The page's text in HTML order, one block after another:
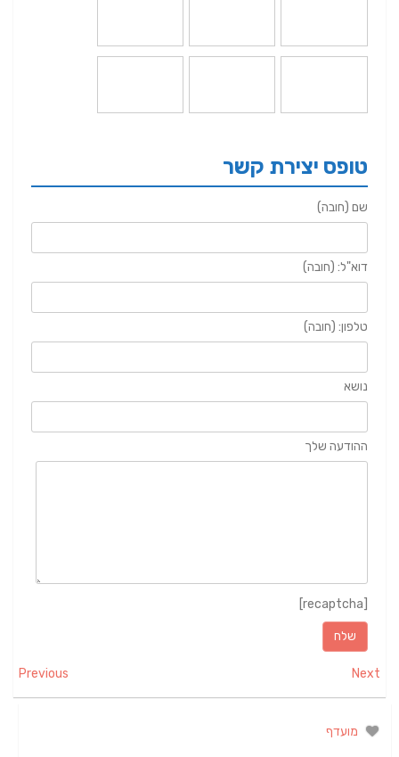
טופס יצירת קשר
שם (חובה)
דוא"ל: (חובה)
טלפון: (חובה)
נושא
ההודעה שלך
Previous Next
מועדף